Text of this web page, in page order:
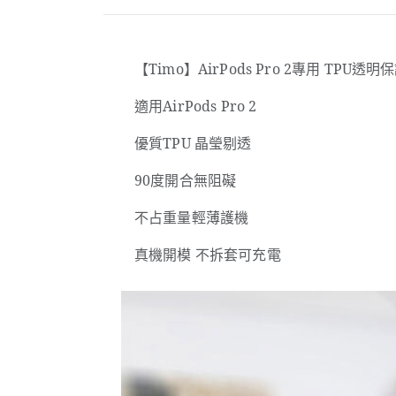
【Timo】AirPods Pro 2專用 TPU透明
適用AirPods Pro 2
優質TPU 晶瑩剔透
90度開合無阻礙
不占重量輕薄護機
真機開模 不拆套可充電